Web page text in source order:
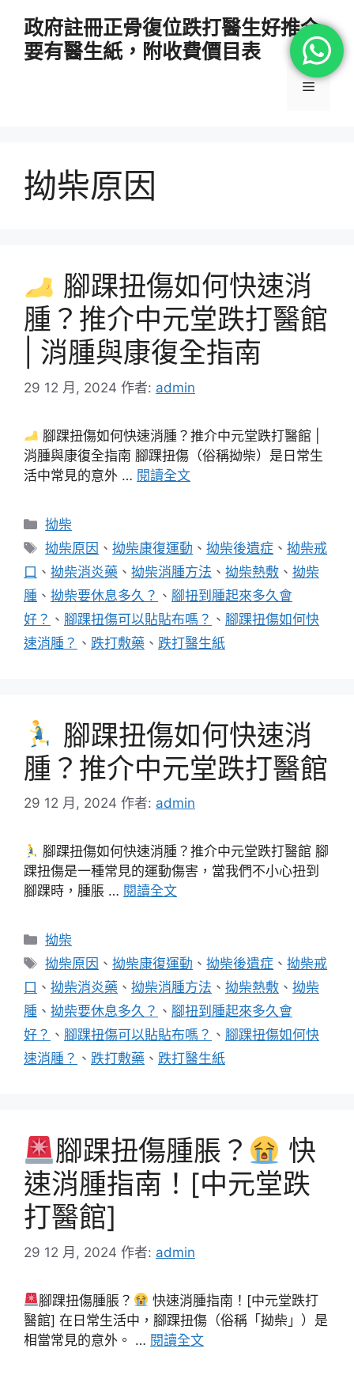
政府註冊正骨復位跌打醫生好推介
要有醫生紙，附收費價目表
選
拗柴原因
腳踝扭傷如何快速消
腫？推介中元堂跌打醫館
| 消腫與康復全指南
29 12 月, 2024 作者: admin
腳踝扭傷如何快速消腫？推介中元堂跌打醫館 |
消腫與康復全指南 腳踝扭傷（俗稱拗柴）是日常生
活中常見的意外 … 閱讀全文
分
類
拗柴
標
籤
拗柴原因 、拗柴康復運動 、拗柴後遺症 、拗柴戒
口 、 拗柴消炎藥 、 拗柴消腫方法 、 拗柴熱敷 、 拗柴
腫 、 拗柴要休息多久？ 、 腳扭到腫起來多久會
好？ 、 腳踝扭傷可以貼貼布嗎？ 、 腳踝扭傷如何快
速消腫？ 、 跌打敷藥 、 跌打醫生紙
腳踝扭傷如何快速消
腫？推介中元堂跌打醫館
29 12 月, 2024 作者: admin
腳踝扭傷如何快速消腫？推介中元堂跌打醫館 腳
踝扭傷是一種常見的運動傷害，當我們不小心扭到
腳踝時，腫脹 … 閱讀全文
分
類
拗柴
標
籤
拗柴原因 、拗柴康復運動 、拗柴後遺症 、拗柴戒
口 、 拗柴消炎藥 、 拗柴消腫方法 、 拗柴熱敷 、 拗柴
腫 、 拗柴要休息多久？ 、 腳扭到腫起來多久會
好？ 、 腳踝扭傷可以貼貼布嗎？ 、 腳踝扭傷如何快
速消腫？ 、 跌打敷藥 、 跌打醫生紙
腳踝扭傷腫脹？
快
速消腫指南！[中元堂跌
打醫館]
29 12 月, 2024 作者: admin
腳踝扭傷腫脹？
快速消腫指南！[中元堂跌打
醫館] 在日常生活中，腳踝扭傷（俗稱「拗柴」）是
相當常見的意外。 … 閱讀全文